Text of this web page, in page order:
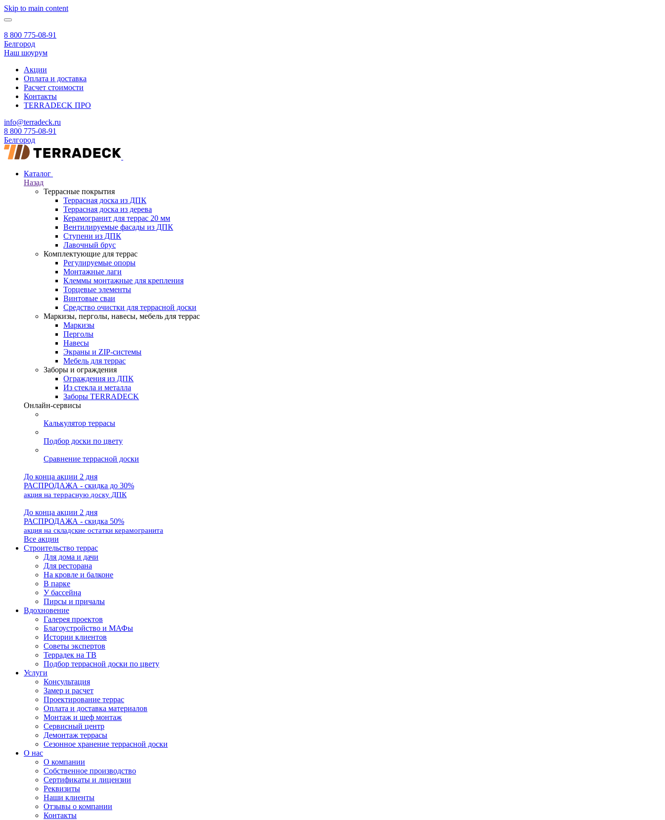
Skip to main content
8 800 775-08-91
Белгород
Наш шоурум
Акции
Оплата и доставка
Расчет стоимости
Контакты
TERRADECK ПРО
info@terradeck.ru
8 800 775-08-91
Белгород
Каталог
Назад
Террасные покрытия
Террасная доска из ДПК
Террасная доска из дерева
Керамогранит для террас 20 мм
Вентилируемые фасады из ДПК
Ступени из ДПК
Лавочный брус
Комплектующие для террас
Регулируемые опоры
Монтажные лаги
Клеммы монтажные для крепления
Торцевые элементы
Винтовые сваи
Средство очистки для террасной доски
Маркизы, перголы, навесы, мебель для террас
Маркизы
Перголы
Навесы
Экраны и ZIP-системы
Мебель для террас
Заборы и ограждения
Ограждения из ДПК
Из стекла и металла
Заборы TERRADECK
Онлайн-сервисы
Калькулятор террасы
Подбор доски по цвету
Сравнение террасной доски
До конца акции 2 дня
РАСПРОДАЖА - скидка до 30%
акция на террасную доску ДПК
До конца акции 2 дня
РАСПРОДАЖА - скидка 50%
акция на складские остатки керамогранита
Все акции
Строительство террас
Для дома и дачи
Для ресторана
На кровле и балконе
В парке
У бассейна
Пирсы и причалы
Вдохновение
Галерея проектов
Благоустройство и МАФы
Истории клиентов
Советы экспертов
Террадек на ТВ
Подбор террасной доски по цвету
Услуги
Консультация
Замер и расчет
Проектирование террас
Оплата и доставка материалов
Монтаж и шеф монтаж
Сервисный центр
Демонтаж террасы
Сезонное хранение террасной доски
О нас
О компании
Собственное производство
Сертификаты и лицензии
Реквизиты
Наши клиенты
Отзывы о компании
Контакты